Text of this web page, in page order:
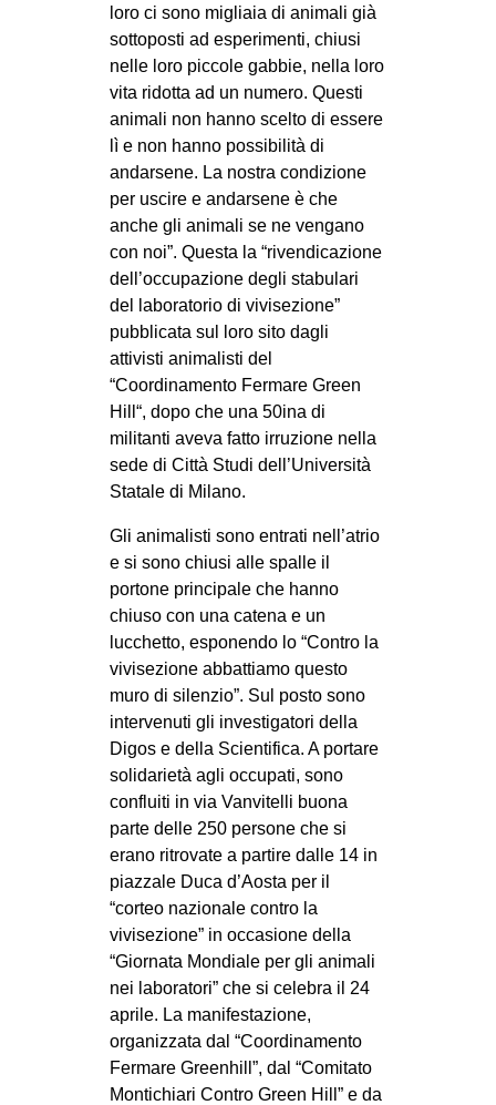
EUROPA
MEDIO ORIENTE
MONDO
EVENTI
in
Fb
tw
bsky
ms
SEARCH
loro ci sono migliaia di animali già
sottoposti ad esperimenti, chiusi
nelle loro piccole gabbie, nella loro
vita ridotta ad un numero. Questi
animali non hanno scelto di essere
lì e non hanno possibilità di
andarsene. La nostra condizione
per uscire e andarsene è che
anche gli animali se ne vengano
con noi”. Questa la “rivendicazione
dell’occupazione degli stabulari
del laboratorio di vivisezione”
pubblicata sul loro sito dagli
attivisti animalisti del
“Coordinamento Fermare Green
Hill“, dopo che una 50ina di
militanti aveva fatto irruzione nella
sede di Città Studi dell’Università
Statale di Milano.
Gli animalisti sono entrati nell’atrio
e si sono chiusi alle spalle il
portone principale che hanno
chiuso con una catena e un
lucchetto, esponendo lo “Contro la
vivisezione abbattiamo questo
muro di silenzio”. Sul posto sono
intervenuti gli investigatori della
Digos e della Scientifica. A portare
solidarietà agli occupati, sono
confluiti in via Vanvitelli buona
parte delle 250 persone che si
erano ritrovate a partire dalle 14 in
piazzale Duca d’Aosta per il
“corteo nazionale contro la
vivisezione” in occasione della
“Giornata Mondiale per gli animali
nei laboratori” che si celebra il 24
aprile. La manifestazione,
organizzata dal “Coordinamento
Fermare Greenhill”, dal “Comitato
Montichiari Contro Green Hill” e da